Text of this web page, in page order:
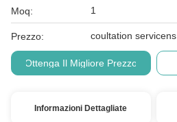
Moq: 1
Prezzo: coultation servicens
Ottenga Il Migliore Prezzo
Informazioni Dettagliate